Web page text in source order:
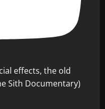
effects, the old
Sith Documentary)